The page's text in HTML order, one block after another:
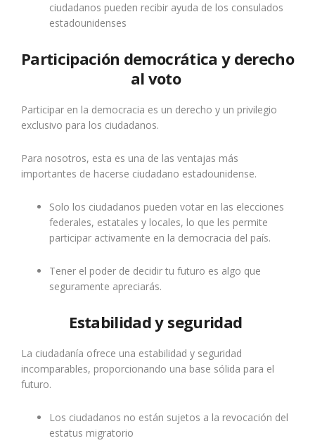
ciudadanos pueden recibir ayuda de los consulados
estadounidenses
Participación democrática y derecho
al voto
Participar en la democracia es un derecho y un privilegio
exclusivo para los ciudadanos.
Para nosotros, esta es una de las ventajas más
importantes de hacerse ciudadano estadounidense.
Solo los ciudadanos pueden votar en las elecciones
federales, estatales y locales, lo que les permite
participar activamente en la democracia del país.
Tener el poder de decidir tu futuro es algo que
seguramente apreciarás.
Estabilidad y seguridad
La ciudadanía ofrece una estabilidad y seguridad
incomparables, proporcionando una base sólida para el
futuro.
Los ciudadanos no están sujetos a la revocación del
estatus migratorio